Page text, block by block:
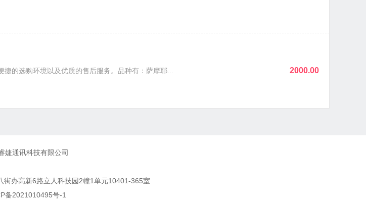
的选购环境以及优质的售后服务。品种有：萨摩耶... 2000.00
婕通讯科技有限公司
街办高新6路立人科技园2幢1单元10401-365室
备2021010495号-1